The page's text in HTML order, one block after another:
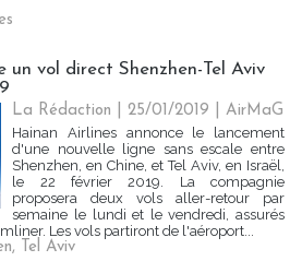
un vol direct Shenzhen-Tel Aviv
La Rédaction | 25/01/2019 |AirMaG
Hainan Airlines annonce le lancement
d'une nouvelle ligne sans escale entre
Shenzhen, en Chine, et Tel Aviv, en Israël,
le 22 février 2019. La compagnie
proposera deux vols aller-retour par
semaine le lundi et le vendredi, assurés
Les vols partiront de l'aéroport...
, Tel Aviv